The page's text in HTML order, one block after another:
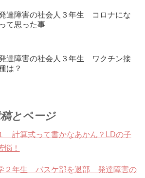
達障害の社会人３年生 コロナにな
って思った事
達障害の社会人３年生 ワクチン接
は？
とページ
計算式って書かなあかん？LDの子
悩！
２年生 バスケ部を退部 発達障害の